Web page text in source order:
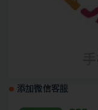
添加微信客服